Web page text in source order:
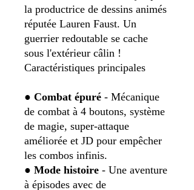
la productrice de dessins animés
réputée Lauren Faust. Un
guerrier redoutable se cache
sous l'extérieur câlin !
Caractéristiques principales
● Combat épuré - Mécanique
de combat à 4 boutons, système
de magie, super-attaque
améliorée et JD pour empêcher
les combos infinis.
● Mode histoire - Une aventure
à épisodes avec de